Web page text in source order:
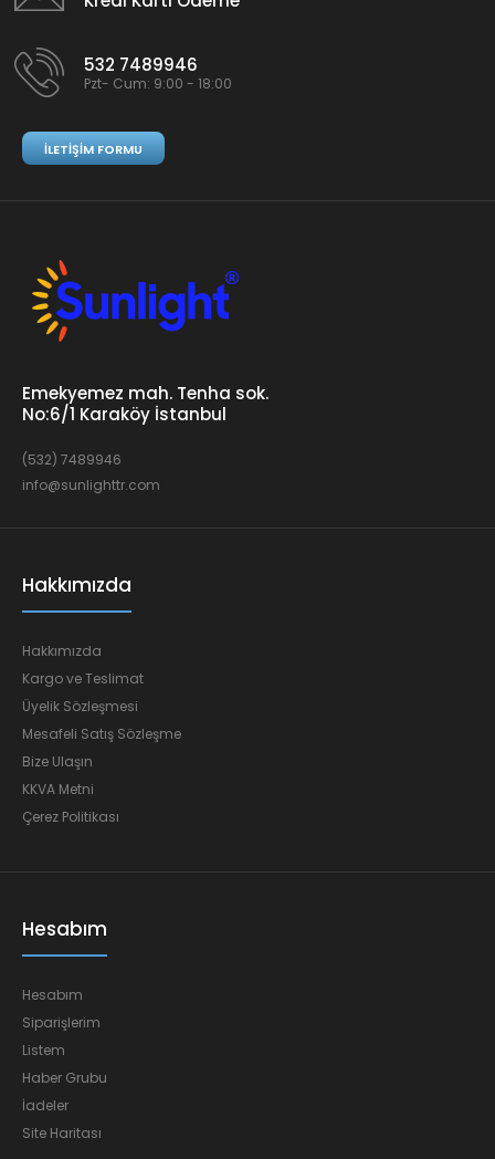
532 7489946
Pzt- Cum: 9:00 - 18:00
İLETIŞIM FORMU
Emekyemez mah. Tenha sok.
No:6/1 Karaköy İstanbul
(532) 7489946
info@sunlighttr.com
Hakkımızda
Hakkımızda
Kargo ve Teslimat
Üyelik Sözleşmesi
Mesafeli Satış Sözleşme
Bize Ulaşın
KKVA Metni
Çerez Politikası
Hesabım
Hesabım
Siparişlerim
Listem
Haber Grubu
İadeler
Site Haritası